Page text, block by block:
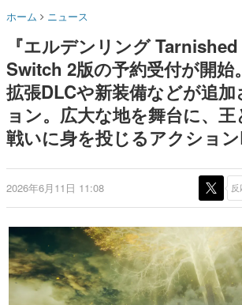
名作ゲームクリエイターの方々に製
きます。
赫本
この物語を解いてはいけない。『
の形をした短編ホラー小説集です。
新世代に訊く
これからのデジタルゲーム市場を担
ゲーム世代の作家たち
ゲームに多大な影響を受けた作家さ
画です。
日本モバイルゲーム産業史
日本のモバイルゲーム史における主
ルを網羅するほか、開発者へのイン
解説を掲載。約20年の歴史が一望で
敗すると「YOU DIED」
ホーム ニュース
『エルデンリング Tarnished
Switch 2版の予約受付が開始
拡張DLCや新装備などが追
ョン。広大な地を舞台に、
戦いに身を投じるアクショ
2026年6月11日 11:08